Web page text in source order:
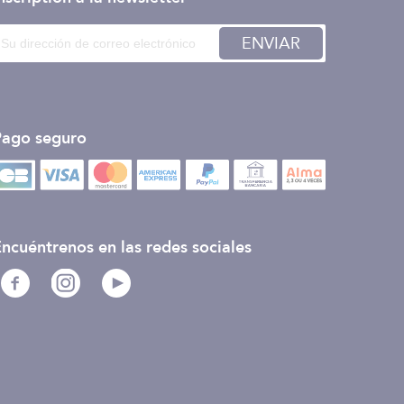
ENVIAR
seguro
en las redes sociales